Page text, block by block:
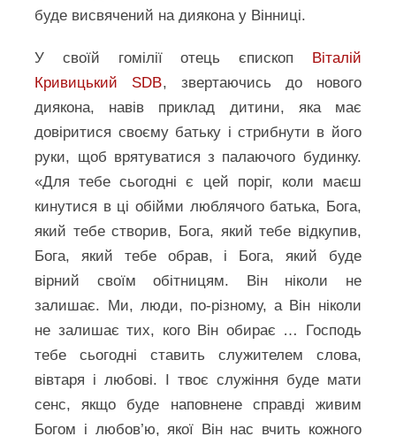
буде висвячений на диякона у Вінниці.
У своїй гомілії отець єпископ Віталій
Кривицький SDB, звертаючись до нового
диякона, навів приклад дитини, яка має
довіритися своєму батьку і стрибнути в його
руки, щоб врятуватися з палаючого будинку.
«Для тебе сьогодні є цей поріг, коли маєш
кинутися в ці обійми люблячого батька, Бога,
який тебе створив, Бога, який тебе відкупив,
Бога, який тебе обрав, і Бога, який буде
вірний своїм обітницям. Він ніколи не
залишає. Ми, люди, по-різному, а Він ніколи
не залишає тих, кого Він обирає … Господь
тебе сьогодні ставить служителем слова,
вівтаря і любові. І твоє служіння буде мати
сенс, якщо буде наповнене справді живим
Богом і любов’ю, якої Він нас вчить кожного